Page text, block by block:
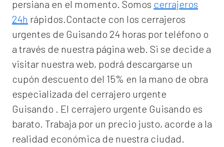
persiana en el momento. Somos cerrajeros
24h rápidos.Contacte con los cerrajeros
urgentes de Guisando 24 horas por teléfono o
a través de nuestra página web. Si se decide a
visitar nuestra web, podrá descargarse un
cupón descuento del 15% en la mano de obra
especializada del cerrajero urgente
Guisando . El cerrajero urgente Guisando es
barato. Trabaja por un precio justo, acorde a la
realidad económica de nuestra ciudad.